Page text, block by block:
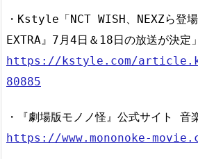
・Kstyle「NCT WISH、NEXZら登
EXTRA』7月4日＆18日の放送が決定」
https://kstyle.com/
80885
・『劇場版モノノ怪』公式サイト 音
https://www.mononoke-